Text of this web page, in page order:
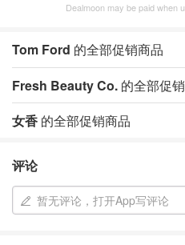
Dealmoon may be paid when
Tom Ford 的全部促销商品
Fresh Beauty Co. 的全部促
女香 的全部促销商品
评论
暂无评论，打开App写评论